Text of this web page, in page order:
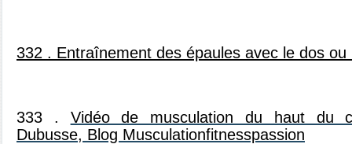
332 . Entraînement des épaules avec le dos ou
333 . Vidéo de musculation du haut du
Dubusse, Blog Musculationfitnesspassion